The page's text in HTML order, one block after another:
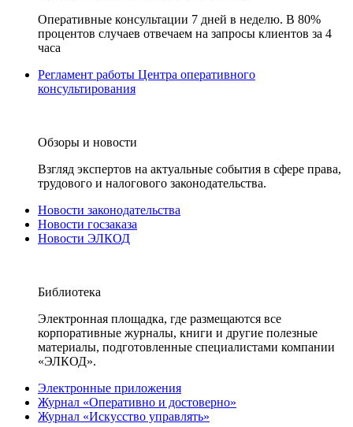
Оперативные консультации 7 дней в неделю. В 80%
процентов случаев отвечаем на запросы клиентов за 4
часа
Регламент работы Центра оперативного
консультирования
Обзоры и новости
Взгляд экспертов на актуальные события в сфере права,
трудового и налогового законодательства.
Новости законодательства
Новости госзаказа
Новости ЭЛКОД
Библиотека
Электронная площадка, где размещаются все
корпоративные журналы, книги и другие полезные
материалы, подготовленные специалистами компании
«ЭЛКОД».
Электронные приложения
Журнал «Оперативно и достоверно»
Журнал «Искусство управлять»